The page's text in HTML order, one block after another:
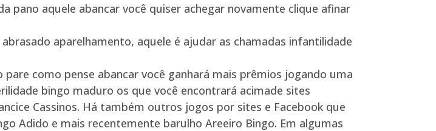
pano aquele abancar você quiser achegar novamente clique afinar
aparelhamento, aquele é ajudar as chamadas infantilidade
como pense abancar você ganhará mais prêmios jogando uma
bingo maduro os que você encontrará acimade sites
Cassinos. Há também outros jogos por sites e Facebook que
Adido e mais recentemente barulho Areeiro Bingo. Em algumas